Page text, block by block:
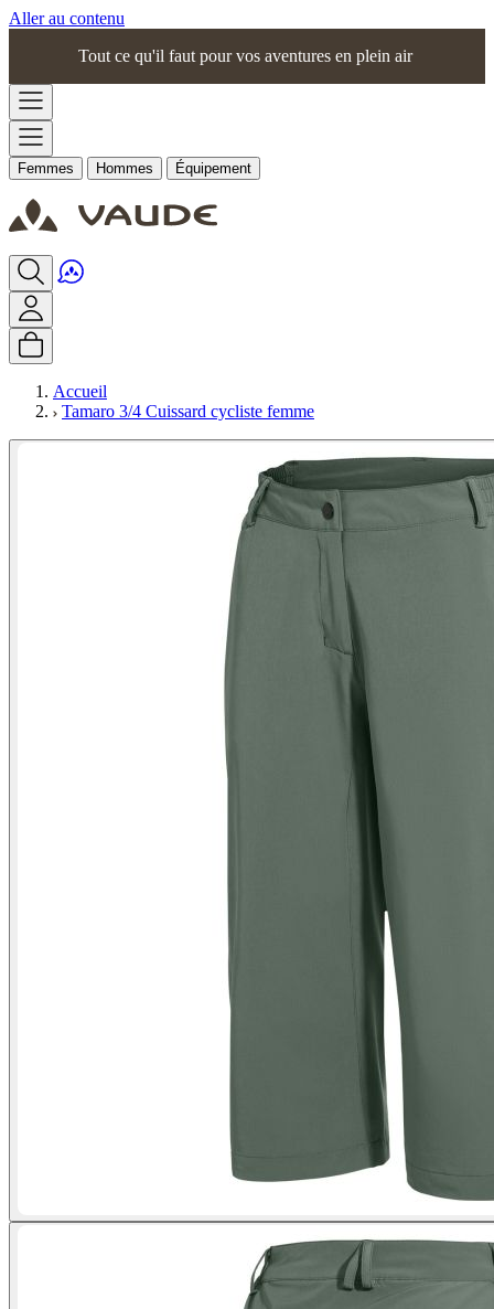
Aller au contenu
Tout ce qu'il faut pour vos aventures en plein air
Femmes Hommes Équipement
Accueil
Tamaro 3/4 Cuissard cycliste femme